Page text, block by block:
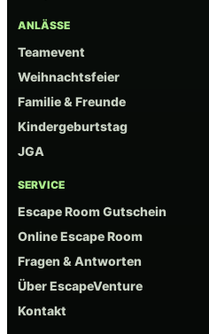
ANLÄSSE
Teamevent
Weihnachtsfeier
Familie & Freunde
Kindergeburtstag
JGA
SERVICE
Escape Room Gutschein
Online Escape Room
Fragen & Antworten
Über EscapeVenture
Kontakt